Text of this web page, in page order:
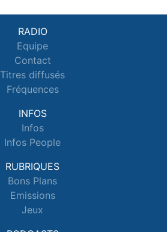
RADIO
Equipe
Contact
Titres diffusés
Fréquences
INFOS
Infos
Infos People
RUBRIQUES
Bons Plans
Emissions
Jeux